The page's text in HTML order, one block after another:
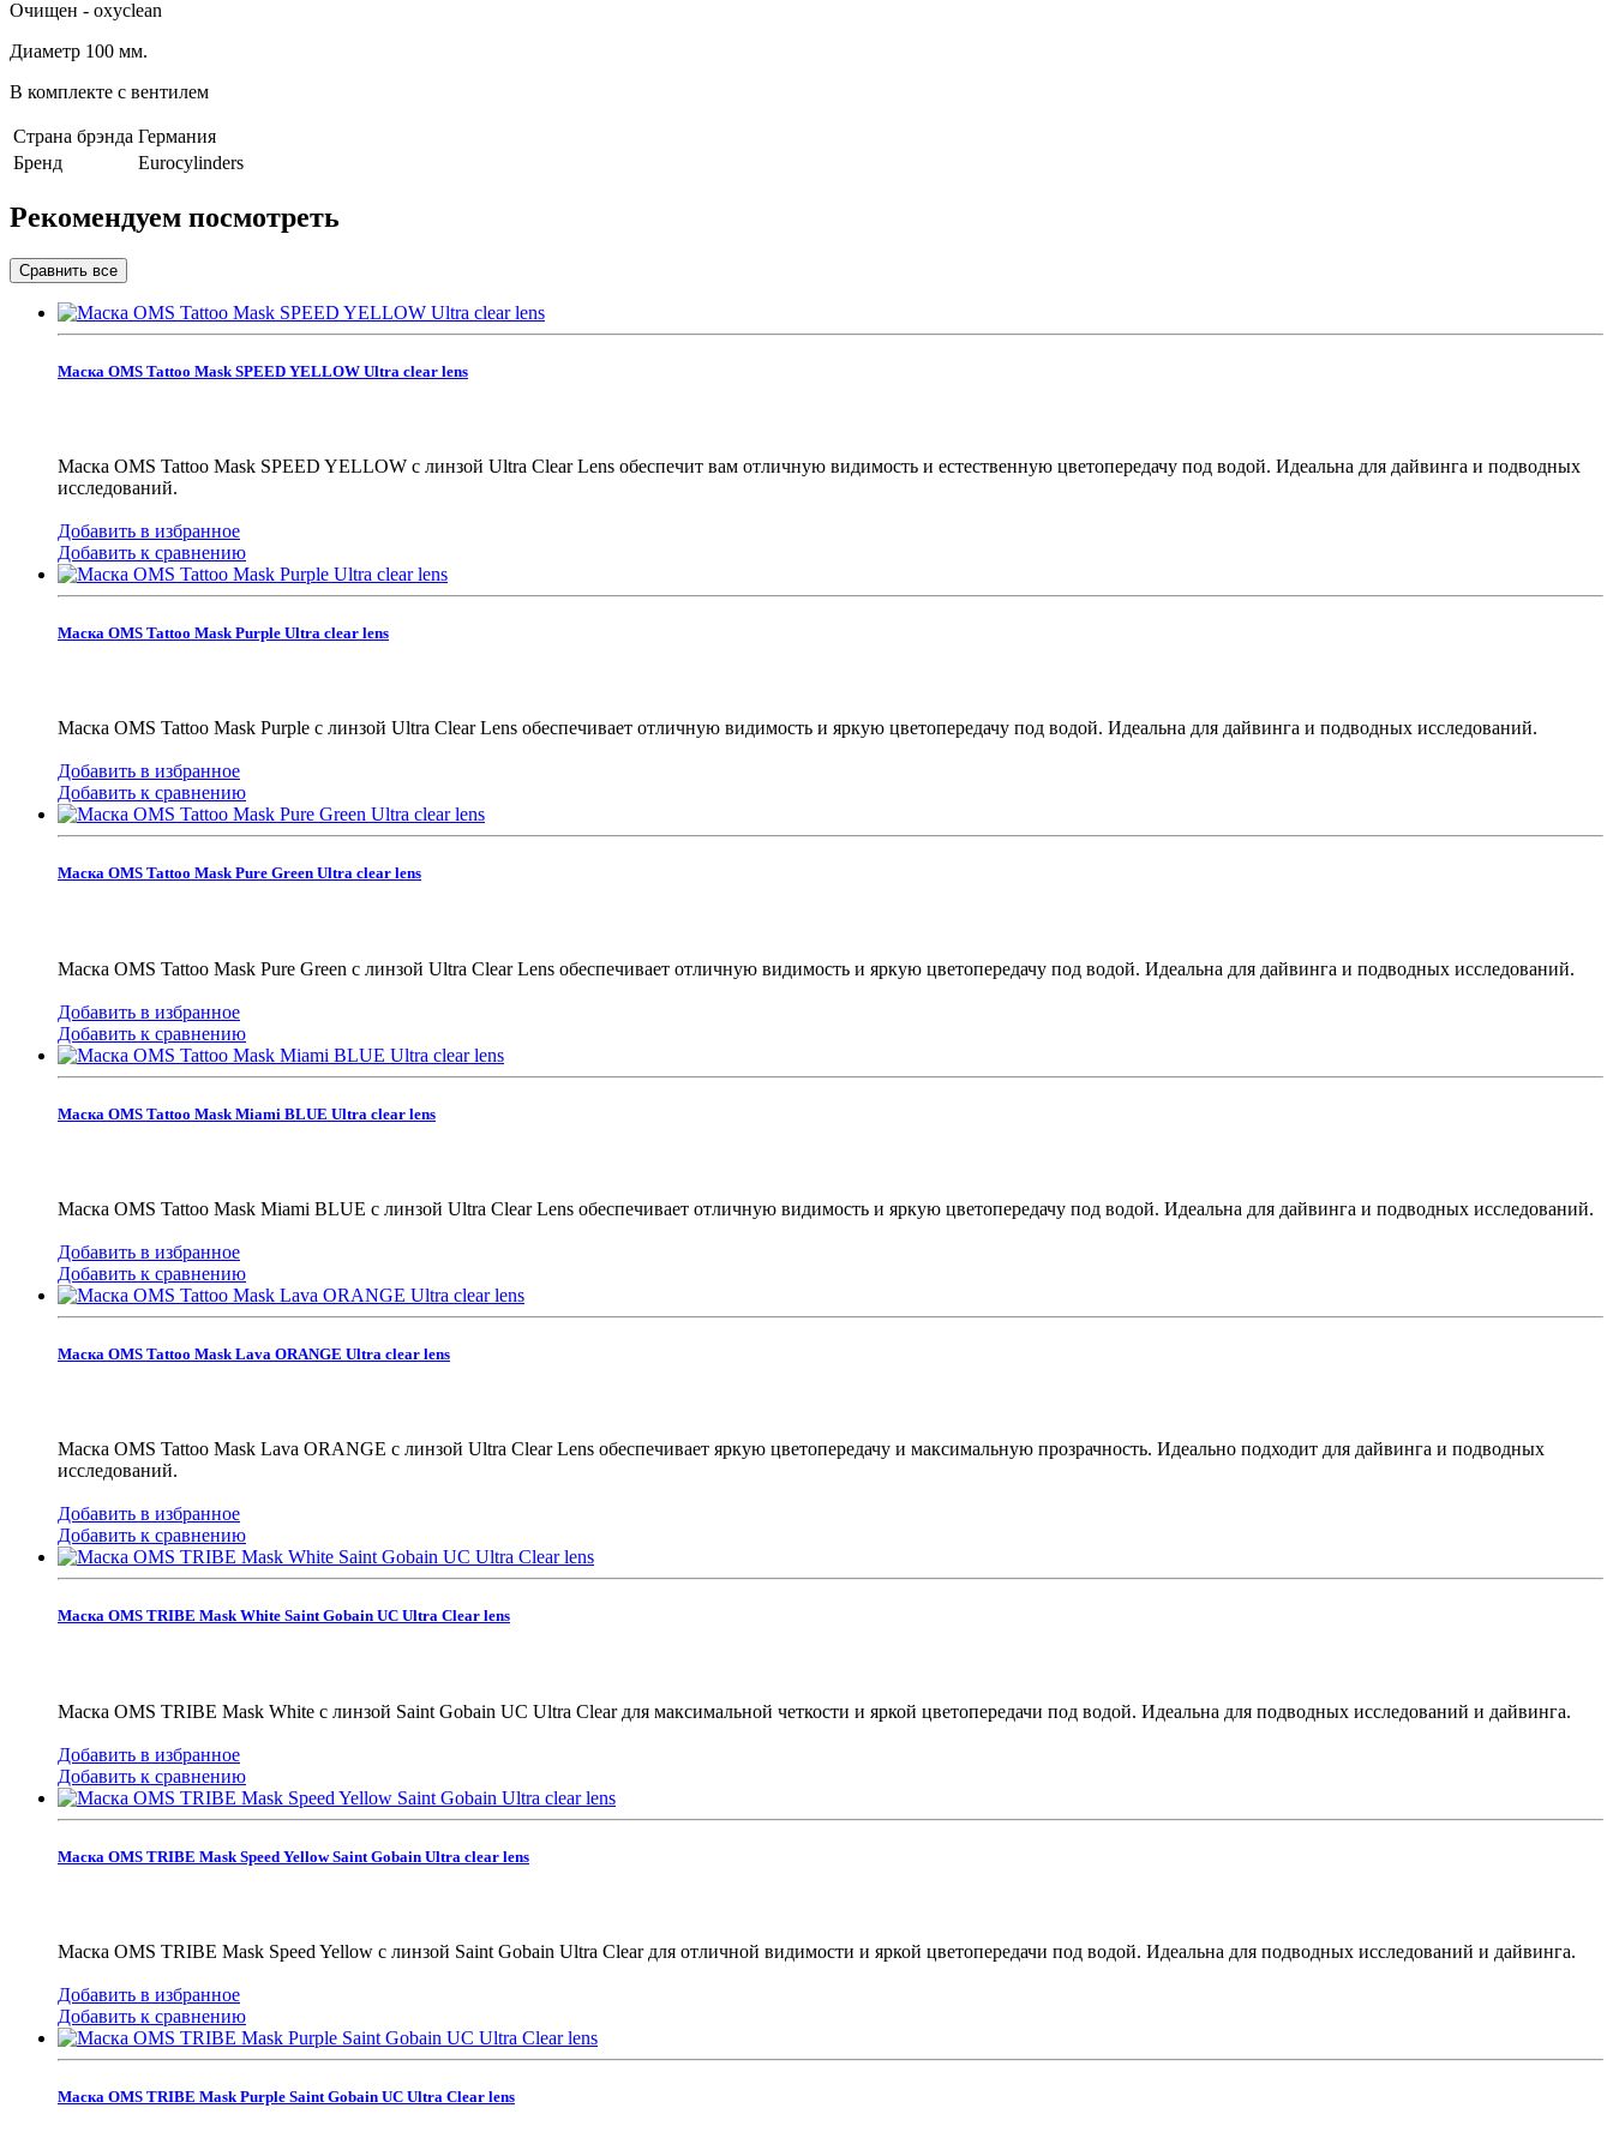
Очищен - oxyclean
Диаметр 100 мм.
В комплекте с вентилем
Страна брэнда Германия
Бренд
Eurocylinders
Рекомендуем посмотреть
Маска OMS Tattoo Mask SPEED YELLOW Ultra clear lens
Маска OMS Tattoo Mask SPEED YELLOW с линзой Ultra Clear Lens обеспечит вам отличную видимость и естественную цветопередачу под водой. Идеальна для дайвинга и подводных
исследований.
Добавить в избранное
Добавить к сравнению
Маска OMS Tattoo Mask Purple Ultra clear lens
Маска OMS Tattoo Mask Purple с линзой Ultra Clear Lens обеспечивает отличную видимость и яркую цветопередачу под водой. Идеальна для дайвинга и подводных исследований.
Добавить в избранное
Добавить к сравнению
Маска OMS Tattoo Mask Pure Green Ultra clear lens
Маска OMS Tattoo Mask Pure Green с линзой Ultra Clear Lens обеспечивает отличную видимость и яркую цветопередачу под водой. Идеальна для дайвинга и подводных исследований.
Добавить в избранное
Добавить к сравнению
Маска OMS Tattoo Mask Miami BLUE Ultra clear lens
Маска OMS Tattoo Mask Miami BLUE с линзой Ultra Clear Lens обеспечивает отличную видимость и яркую цветопередачу под водой. Идеальна для дайвинга и подводных исследований.
Добавить в избранное
Добавить к сравнению
Маска OMS Tattoo Mask Lava ORANGE Ultra clear lens
Маска OMS Tattoo Mask Lava ORANGE с линзой Ultra Clear Lens обеспечивает яркую цветопередачу и максимальную прозрачность. Идеально подходит для дайвинга и подводных
исследований.
Добавить в избранное
Добавить к сравнению
Маска OMS TRIBE Mask White Saint Gobain UC Ultra Clear lens
Маска OMS TRIBE Mask White с линзой Saint Gobain UC Ultra Clear для максимальной четкости и яркой цветопередачи под водой. Идеальна для подводных исследований и дайвинга.
Добавить в избранное
Добавить к сравнению
Маска OMS TRIBE Mask Speed Yellow Saint Gobain Ultra clear lens
Маска OMS TRIBE Mask Speed Yellow с линзой Saint Gobain Ultra Clear для отличной видимости и яркой цветопередачи под водой. Идеальна для подводных исследований и дайвинга.
Добавить в избранное
Добавить к сравнению
Маска OMS TRIBE Mask Purple Saint Gobain UC Ultra Clear lens